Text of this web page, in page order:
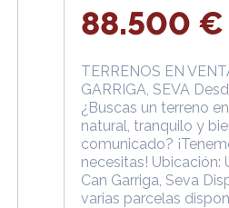
88.500 €
TERRENOS EN
GARRIGA, SEVA
¿Buscas un terreno
natural, tranquilo y
comunicado?
necesitas! Ubicación:
Can Garriga, Seva
varias parcelas